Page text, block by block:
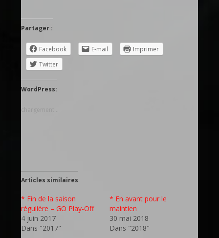
Partager :
Facebook E-mail
Imprimer
Twitter
WordPress:
Articles similaires
* Fin de la saison
régulière – GO Play-Off
4 juin 2017
Dans "2017"
* En avant pour le
maintien
30 mai 2018
Dans "2018"